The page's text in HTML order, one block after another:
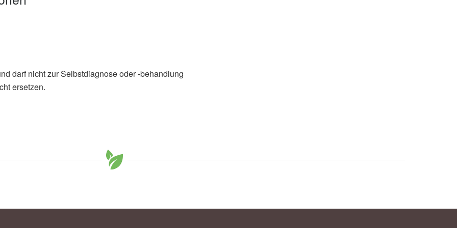
based Study; in: Gastroenterology, (veröffentlicht:
darf nicht zur Selbstdiagnose oder -behandlung
ersetzen.